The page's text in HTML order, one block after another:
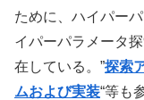
ために、ハイパー
イパーパラメータ
在している。”探索
ムおよび実装“等も